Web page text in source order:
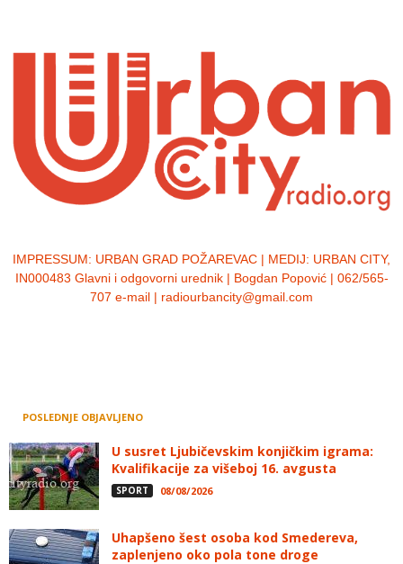
IMPRESSUM: URBAN GRAD POŽAREVAC | MEDIJ: URBAN CITY,
IN000483 Glavni i odgovorni urednik | Bogdan Popović | 062/565-
707 e-mail | radiourbancity@gmail.com
POSLEDNJE OBJAVLJENO
U susret Ljubičevskim konjičkim igrama:
Kvalifikacije za višeboj 16. avgusta
SPORT 08/08/2026
Uhapšeno šest osoba kod Smedereva,
zaplenjeno oko pola tone droge